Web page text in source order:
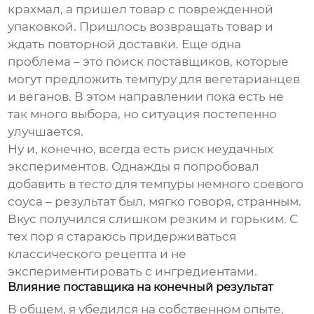
крахмал, а пришел товар с поврежденной
упаковкой. Пришлось возвращать товар и
ждать повторной доставки. Еще одна
проблема – это поиск поставщиков, которые
могут предложитьтемпуру для вегетарианцев
и веганов. В этом направлении пока есть не
так много выбора, но ситуация постепенно
улучшается.
Ну и, конечно, всегда есть риск неудачных
экспериментов. Однажды я попробовал
добавить втесто длятемпуры немного соевого
соуса – результат был, мягко говоря, странным.
Вкус получился слишком резким и горьким. С
тех пор я стараюсь придерживаться
классического рецепта и не
экспериментировать с ингредиентами.
Влияние поставщика на конечный результат
В общем, я убедился на собственном опыте,